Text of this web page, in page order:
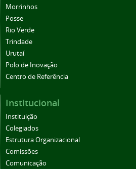
Morrinhos
Posse
Rio Verde
Trindade
Urutaí
Polo de Inovação
Centro de Referência
Institucional
Instituição
Colegiados
Estrutura Organizacional
Comissões
Comunicação